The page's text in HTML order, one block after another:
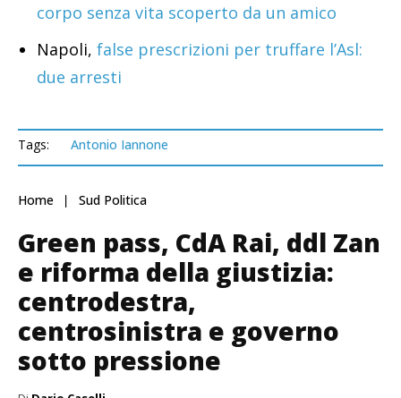
corpo senza vita scoperto da un amico
Napoli, false prescrizioni per truffare l’Asl:
due arresti
Tags: Antonio Iannone
Home Sud Politica
Green pass, CdA Rai, ddl Zan
e riforma della giustizia:
centrodestra,
centrosinistra e governo
sotto pressione